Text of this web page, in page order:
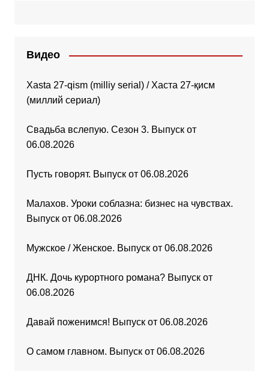
Видео
Xasta 27-qism (milliy serial) / Хаста 27-қисм
(миллий сериал)
Свадьба вслепую. Сезон 3. Выпуск от
06.08.2026
Пусть говорят. Выпуск от 06.08.2026
Малахов. Уроки соблазна: бизнес на чувствах.
Выпуск от 06.08.2026
Мужское / Женское. Выпуск от 06.08.2026
ДНК. Дочь курортного романа? Выпуск от
06.08.2026
Давай поженимся! Выпуск от 06.08.2026
О самом главном. Выпуск от 06.08.2026